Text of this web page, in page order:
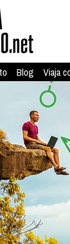
Blog Viaja